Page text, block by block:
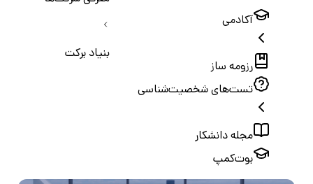
آکادمی
رزومه ساز
تست‌های شخصیت‌شناسی
مجله دانشکار
بوت‌کمپ
بنیاد برکت